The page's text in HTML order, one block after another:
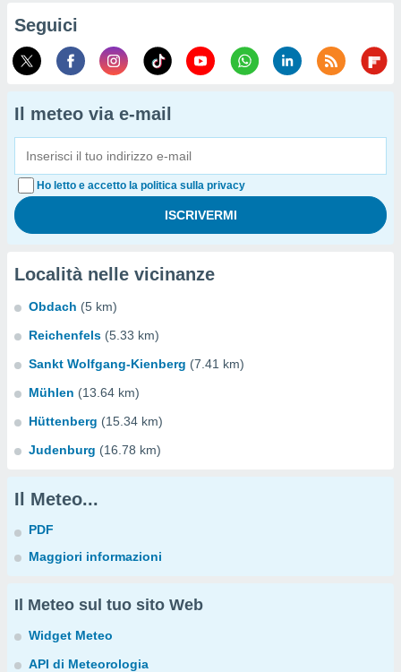
Seguici
Il meteo via e-mail
Ho letto e accetto la politica sulla privacy
Località nelle vicinanze
Obdach (5 km)
Reichenfels (5.33 km)
Sankt Wolfgang-Kienberg (7.41 km)
Mühlen (13.64 km)
Hüttenberg (15.34 km)
Judenburg (16.78 km)
Il Meteo...
PDF
Maggiori informazioni
Il Meteo sul tuo sito Web
Widget Meteo
API di Meteorologia